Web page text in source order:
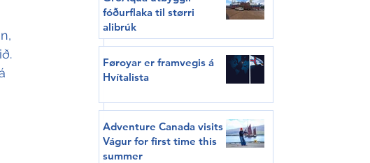
fóðurflaka til størri
alibrúk
Føroyar er framvegis á
Hvítalista
Adventure Canada visits
Vágur for first time this
summer